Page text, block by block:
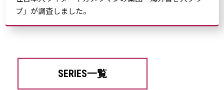
ブ」が調査しました。
SERIES一覧